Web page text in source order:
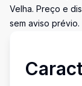
Velha. Preço e
sem aviso prévio.